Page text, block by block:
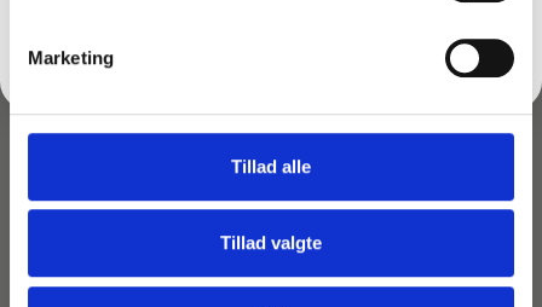
Marketing
Tillad alle
Tillad valgte
Varenr: TC68849 Varenr: TC65528
Glasrens t/genfyldning –